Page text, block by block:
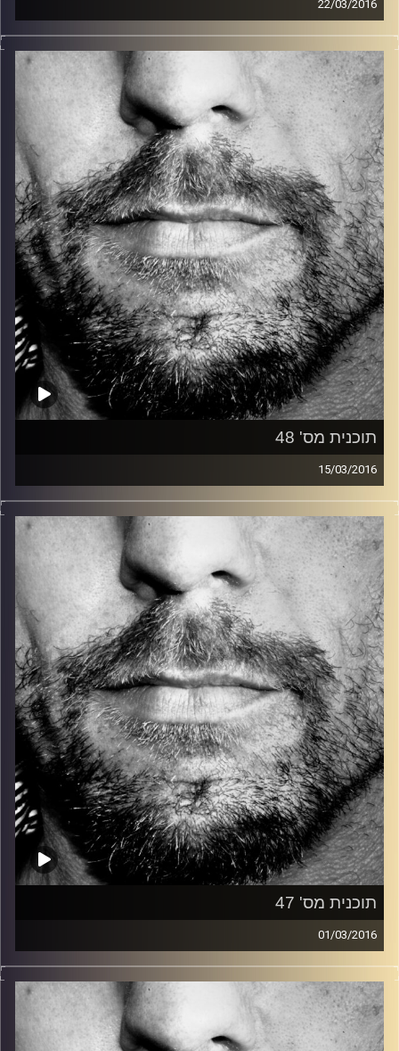
22/03/2016
זיפים, מוזיקה מחוספסת של הופעות חיות. הרבה ג'אם, רוק,
בלוז, bluegrass, ג'אז, Fאנק, פרוגרסיב ואפילו אלקטרוניקה.
כל מה שחי, אמיתי ונושם.
עם שמוליק רגב.
קרדיט תמונות: David Goehring
תוכנית מס' 48
15/03/2016
זיפים, מוזיקה מחוספסת של הופעות חיות. הרבה ג'אם, רוק,
בלוז, bluegrass, ג'אז, Fאנק, פרוגרסיב ואפילו אלקטרוניקה.
כל מה שחי, אמיתי ונושם.
עם שמוליק רגב.
קרדיט תמונות: David Goehring
תוכנית מס' 47
01/03/2016
זיפים, מוזיקה מחוספסת של הופעות חיות. הרבה ג'אם, רוק,
בלוז, bluegrass, ג'אז, Fאנק, פרוגרסיב ואפילו אלקטרוניקה.
כל מה שחי, אמיתי ונושם.
עם שמוליק רגב.